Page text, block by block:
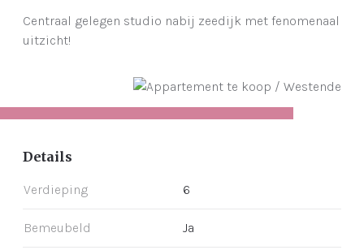
Centraal gelegen studio nabij zeedijk met fenomenaal
uitzicht!
Details
Verdieping 6
Bemeubeld Ja